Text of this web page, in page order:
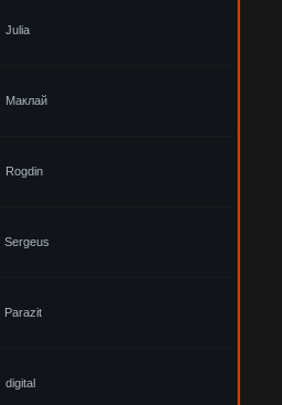
Julia
Маклай
Rogdin
Sergeus
Parazit
digital